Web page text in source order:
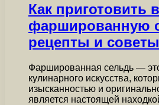
Как приготовить
фаршированную
рецепты и советы
Фаршированная сельдь —
кулинарного искусства,
изысканностью и
является настоящей